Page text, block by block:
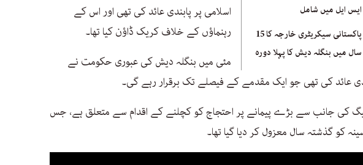
ایس ایل میں شامل
پاکستانی سیکریٹری خارجہ کا 15
سال میں بنگلہ دیش کا پہلا دورہ
اسلامی پر پابندی عائد کی تھی اور اس کے
رہنماؤں کے خلاف کریک ڈاؤن کیا تھا۔
مئی میں بنگلہ دیش کی عبوری حکومت نے
عائد کی تھی جو ایک مقدمے کے فیصلے تک برقرار رہے گی۔
کی جانب سے بڑے پیمانے پر احتجاج کو کچلنے کے اقدام سے متعلق ہے، جس
کو گذشتہ سال معزول کر دیا گیا تھا۔